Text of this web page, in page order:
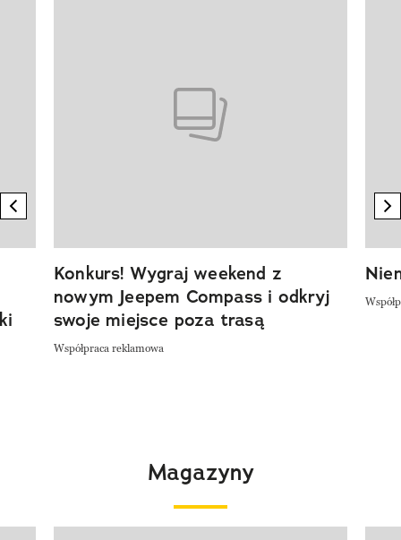
previous element
Konkurs! Wygraj weekend z
nowym Jeepem Compass i odkryj
swoje miejsce poza trasą
Współpraca reklamowa
Magazyny